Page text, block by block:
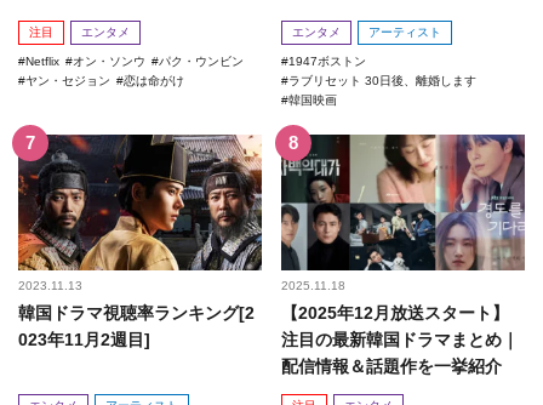
注目 エンタメ
Netflix オン・ソンウ
パク・ウンビン
ヤン・セジョン
恋は命がけ
エンタメ アーティスト
1947ボストン
ラブリセット 30日後、離婚します
韓国映画
2023.11.13
韓国ドラマ視聴率ランキング[2
023年11月2週目]
2025.11.18
【2025年12月放送スタート】
注目の最新韓国ドラマまとめ｜
配信情報＆話題作を一挙紹介